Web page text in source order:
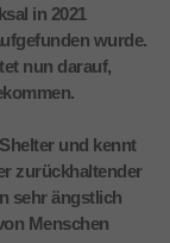
in 2021
wurde.
nun darauf,
und kennt
zurückhaltender
sehr ängstlich
Menschen